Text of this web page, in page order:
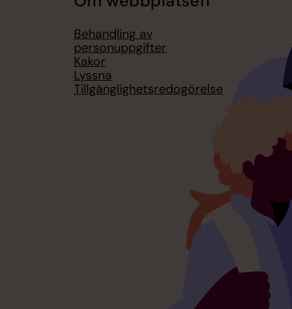
Behandling av
personuppgifter
Kakor
Lyssna
Tillgänglighetsredogörelse